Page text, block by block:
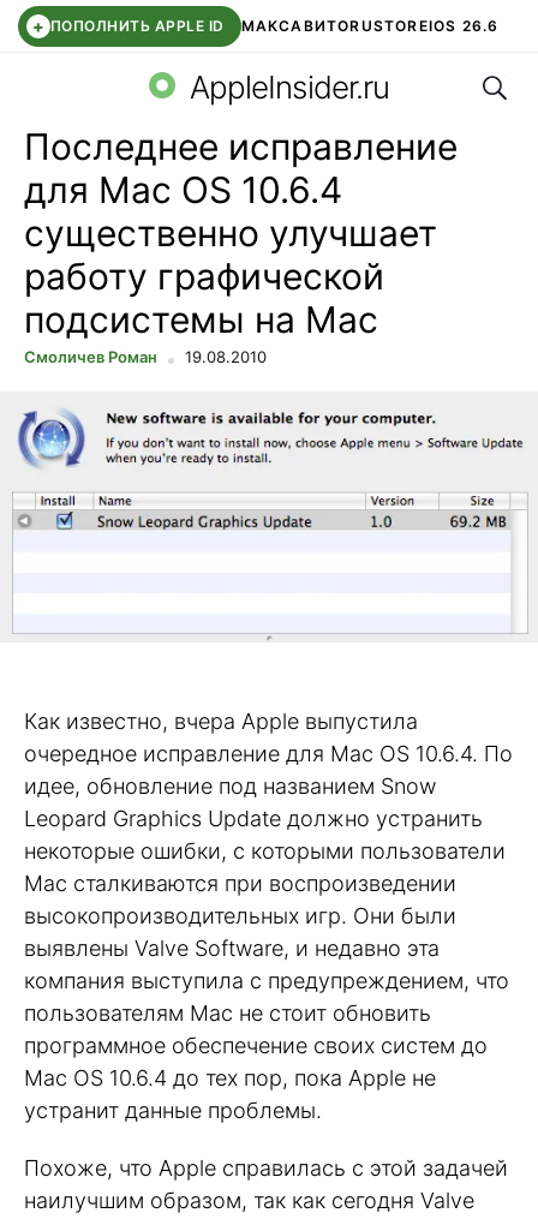
+ ПОПОЛНИТЬ APPLE ID МАКСАВИТОRUSTOREIOS 26.6
СБЕР КИДС ВТБ ОНЛАЙН ЧАТ В ROBLOX
AppleInsider.ru
Последнее исправление
для Mac OS 10.6.4
существенно улучшает
работу графической
подсистемы на Mac
Смоличев Роман 19.08.2010
Как известно, вчера Apple выпустила
очередное исправление для Mac OS 10.6.4. По
идее, обновление под названием Snow
Leopard Graphics Update должно устранить
некоторые ошибки, с которыми пользователи
Mac сталкиваются при воспроизведении
высокопроизводительных игр. Они были
выявлены Valve Software, и недавно эта
компания выступила с предупреждением, что
пользователям Mac не стоит обновить
программное обеспечение своих систем до
Mac OS 10.6.4 до тех пор, пока Apple не
устранит данные проблемы.
Похоже, что Apple справилась с этой задачей
наилучшим образом, так как сегодня Valve